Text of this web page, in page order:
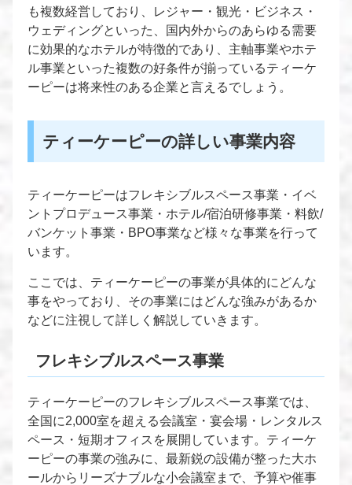
も複数経営しており、レジャー・観光・ビジネス・
ウェディングといった、国内外からのあらゆる需要
に効果的なホテルが特徴的であり、主軸事業やホテ
ル事業といった複数の好条件が揃っているティーケ
ーピーは将来性のある企業と言えるでしょう。
ティーケーピーの詳しい事業内容
ティーケーピーはフレキシブルスペース事業・イベ
ントプロデュース事業・ホテル/宿泊研修事業・料飲/
バンケット事業・BPO事業など様々な事業を行って
います。
ここでは、ティーケーピーの事業が具体的にどんな
事をやっており、その事業にはどんな強みがあるか
などに注視して詳しく解説していきます。
フレキシブルスペース事業
ティーケーピーのフレキシブルスペース事業では、
全国に2,000室を超える会議室・宴会場・レンタルス
ペース・短期オフィスを展開しています。ティーケ
ーピーの事業の強みに、最新鋭の設備が整った大ホ
ールからリーズナブルな小会議室まで、予算や催事